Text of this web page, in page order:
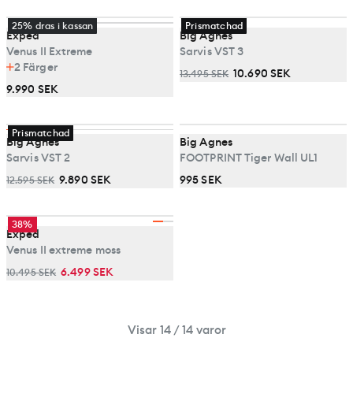
25% dras i kassan
Exped
Venus II Extreme
2 Färger
9.990 SEK
Prismatchad
Big Agnes
Sarvis VST 3
13.495 SEK 10.690 SEK
Prismatchad
Big Agnes
Sarvis VST 2
12.595 SEK 9.890 SEK
Big Agnes
FOOTPRINT Tiger Wall UL1
995 SEK
38%
Exped
Venus II extreme moss
10.495 SEK 6.499 SEK
Visar 14 / 14 varor